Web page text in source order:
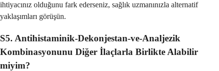
ihtiyacınız olduğunu fark ederseniz, sağlık uzmanınızla alternatif
yaklaşımları görüşün.
S5. Antihistaminik-Dekonjestan-ve-Analjezik
Kombinasyonunu Diğer İlaçlarla Birlikte Alabilir
miyim?